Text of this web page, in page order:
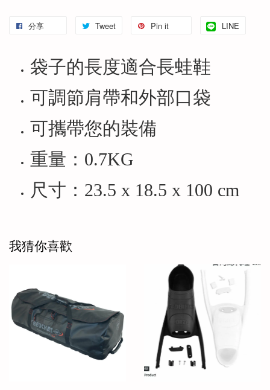
分享 Tweet Pin it LINE
袋子的長度適合長蛙鞋
可調節肩帶和外部口袋
可攜帶您的裝備
重量：0.7KG
尺寸：23.5 x 18.5 x 100 cm
我猜你喜歡